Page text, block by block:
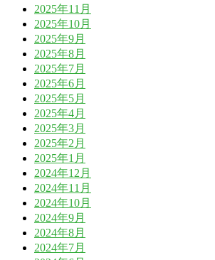
2025年11月
2025年10月
2025年9月
2025年8月
2025年7月
2025年6月
2025年5月
2025年4月
2025年3月
2025年2月
2025年1月
2024年12月
2024年11月
2024年10月
2024年9月
2024年8月
2024年7月